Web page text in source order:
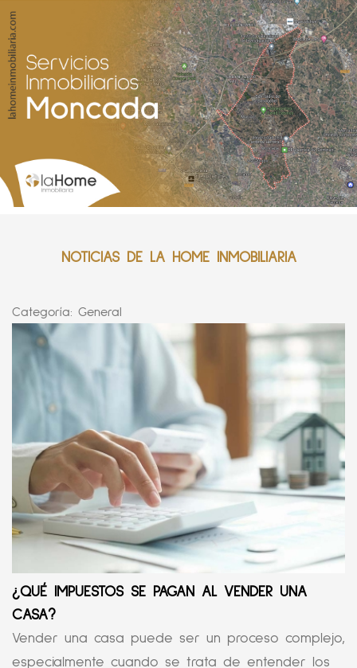
NOTICIAS DE LA HOME INMOBILIARIA
Categoría: General
¿QUÉ IMPUESTOS SE PAGAN AL VENDER UNA
CASA?
Vender una casa puede ser un proceso complejo,
especialmente cuando se trata de entender los